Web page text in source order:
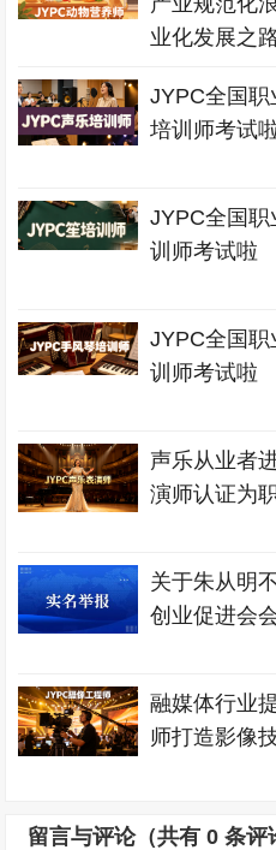
业化发展之
JYPC全国
培训师考试
JYPC全国
训师考试啦
JYPC全国
训师考试啦
声乐从业者
演师认证为
关于朱从明
创业促进会
融媒体行业
师打造影像
留言与评论（共有0 条评